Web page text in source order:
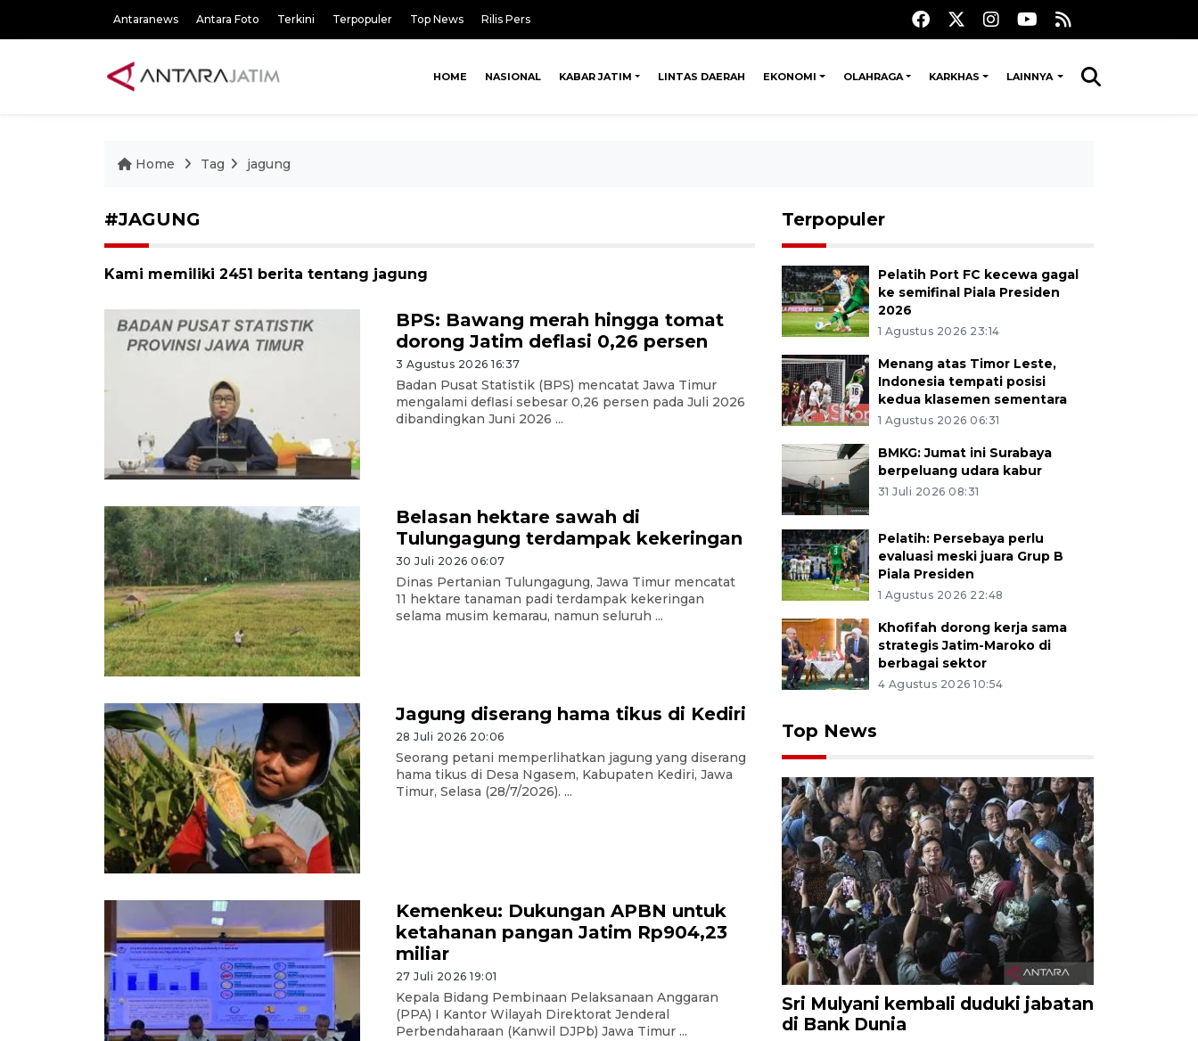
Antaranews Antara Foto Terkini Terpopuler Top News Rilis Pers
HOME NASIONAL KABAR JATIM LINTAS DAERAH EKONOMI OLAHRAGA KARKHAS LAINNYA
Home Tag jagung
#JAGUNG
Kami memiliki 2451 berita tentang jagung
BPS: Bawang merah hingga tomat
dorong Jatim deflasi 0,26 persen
3 Agustus 2026 16:37
Badan Pusat Statistik (BPS) mencatat Jawa Timur
mengalami deflasi sebesar 0,26 persen pada Juli 2026
dibandingkan Juni 2026 ...
Belasan hektare sawah di
Tulungagung terdampak kekeringan
30 Juli 2026 06:07
Dinas Pertanian Tulungagung, Jawa Timur mencatat
11 hektare tanaman padi terdampak kekeringan
selama musim kemarau, namun seluruh ...
Jagung diserang hama tikus di Kediri
28 Juli 2026 20:06
Seorang petani memperlihatkan jagung yang diserang
hama tikus di Desa Ngasem, Kabupaten Kediri, Jawa
Timur, Selasa (28/7/2026). ...
Kemenkeu: Dukungan APBN untuk
ketahanan pangan Jatim Rp904,23
miliar
27 Juli 2026 19:01
Kepala Bidang Pembinaan Pelaksanaan Anggaran
(PPA) I Kantor Wilayah Direktorat Jenderal
Perbendaharaan (Kanwil DJPb) Jawa Timur ...
Terpopuler
Pelatih Port FC kecewa gagal
ke semifinal Piala Presiden
2026
1 Agustus 2026 23:14
Menang atas Timor Leste,
Indonesia tempati posisi
kedua klasemen sementara
1 Agustus 2026 06:31
BMKG: Jumat ini Surabaya
berpeluang udara kabur
31 Juli 2026 08:31
Pelatih: Persebaya perlu
evaluasi meski juara Grup B
Piala Presiden
1 Agustus 2026 22:48
Khofifah dorong kerja sama
strategis Jatim-Maroko di
berbagai sektor
4 Agustus 2026 10:54
Top News
Sri Mulyani kembali duduki jabatan
di Bank Dunia